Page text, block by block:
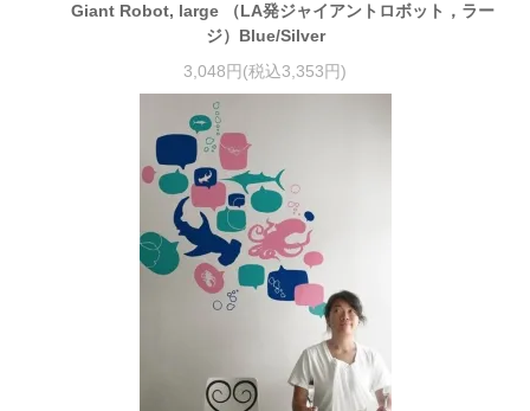
Giant Robot, large （LA発ジャイアントロボット，ラー
ジ）Blue/Silver
3,048円(税込3,353円)